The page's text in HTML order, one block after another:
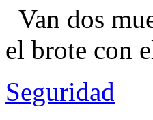
Van dos
el brote con
Seguridad